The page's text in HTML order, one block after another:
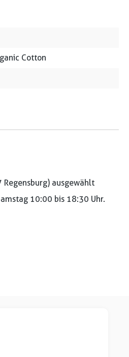
Cotton
ausgewählt
10:00 bis 18:30 Uhr.